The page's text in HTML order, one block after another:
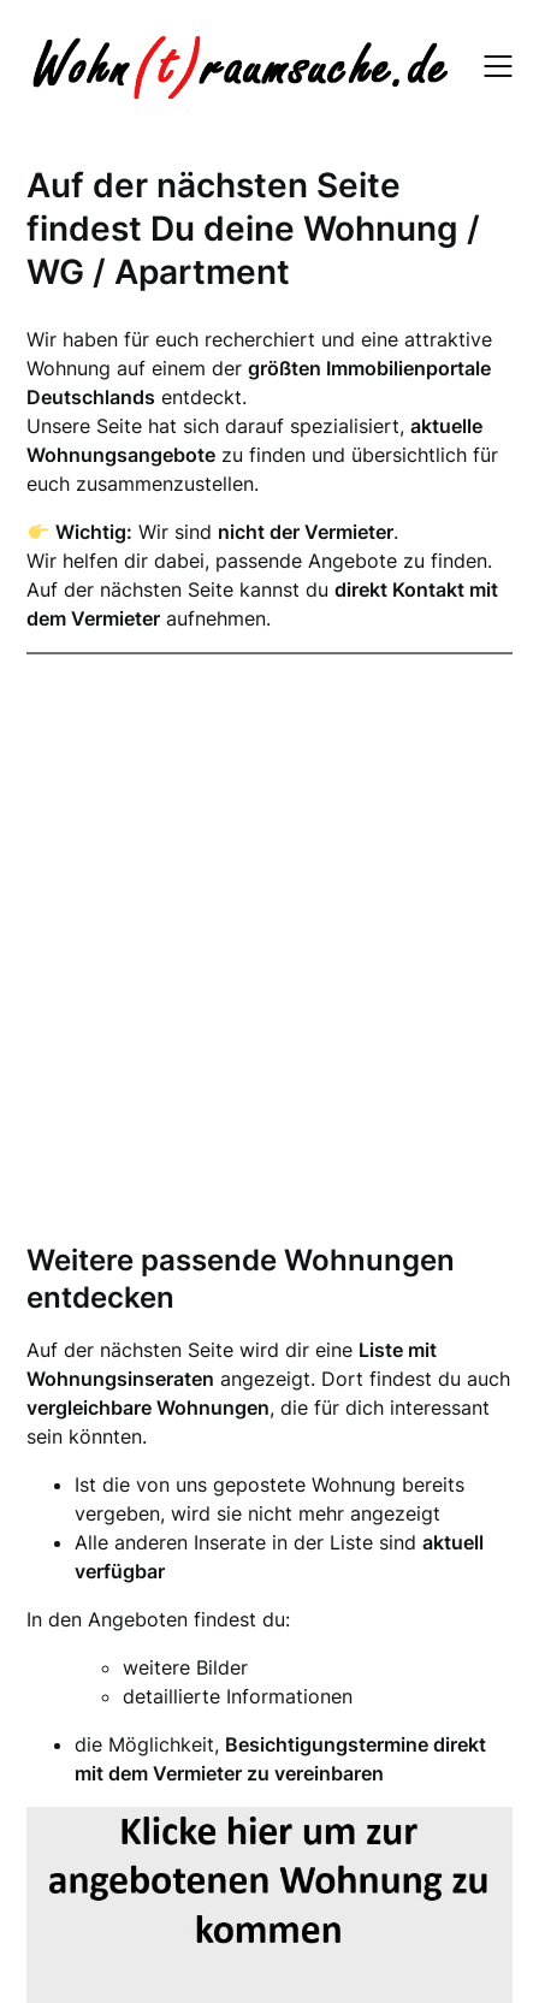
content
Auf der nächsten Seite
findest Du deine Wohnung /
WG / Apartment
Wir haben für euch recherchiert und eine attraktive
Wohnung auf einem dergrößten Immobilienportale
Deutschlands entdeckt.
Unsere Seite hat sich darauf spezialisiert,aktuelle
Wohnungsangebote zu finden und übersichtlich für
euch zusammenzustellen.
Wichtig: Wir sind nicht der Vermieter.
Wir helfen dir dabei, passende Angebote zu finden.
Auf der nächsten Seite kannst dudirekt Kontakt mit
dem Vermieter aufnehmen.
Weitere passende Wohnungen
entdecken
Auf der nächsten Seite wird dir eine Liste mit
Wohnungsinseraten angezeigt. Dort findest du auch
vergleichbare Wohnungen, die für dich interessant
sein könnten.
Ist die von uns gepostete Wohnung bereits
vergeben, wird sie nicht mehr angezeigt
Alle anderen Inserate in der Liste sindaktuell
verfügbar
In den Angeboten findest du:
weitere Bilder
detaillierte Informationen
die Möglichkeit, Besichtigungstermine direkt
mit dem Vermieter zu vereinbaren